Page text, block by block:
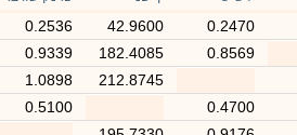
0.2470
42.9600
0.2536
0.8569
182.4085
0.9339
212.8745
1.0898
0.4700
0.5100